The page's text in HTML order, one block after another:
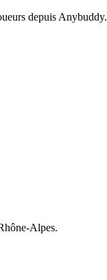
depuis Anybuddy.
Alpes.